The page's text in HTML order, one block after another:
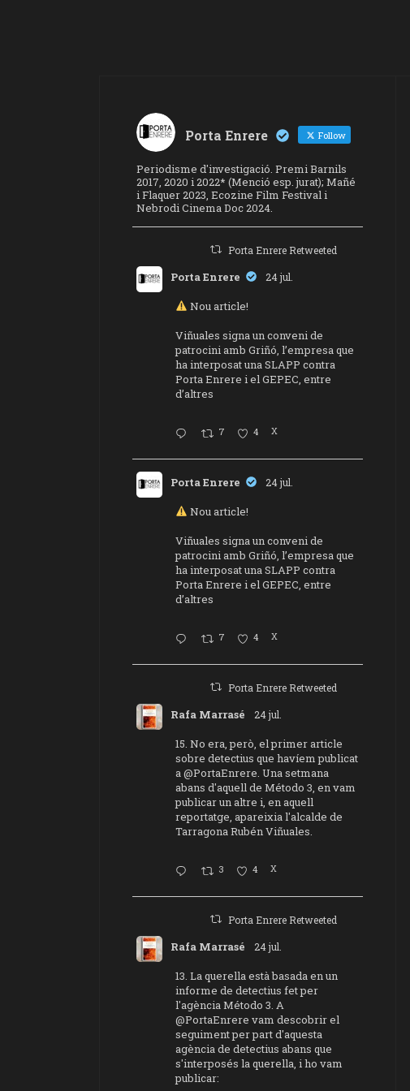
Porta Enrere Follow
Periodisme d'investigació. Premi Barnils
2017, 2020 i 2022* (Menció esp. jurat); Mañé
i Flaquer 2023, Ecozine Film Festival i
Nebrodi Cinema Doc 2024.
Porta Enrere Retweeted
Porta Enrere 24 jul.
Nou article!
Viñuales signa un conveni de
patrocini amb Griñó, l’empresa que
ha interposat una SLAPP contra
Porta Enrere i el GEPEC, entre
d’altres
7 4 X
Porta Enrere 24 jul.
Nou article!
Viñuales signa un conveni de
patrocini amb Griñó, l’empresa que
ha interposat una SLAPP contra
Porta Enrere i el GEPEC, entre
d’altres
7 4 X
Porta Enrere Retweeted
Rafa Marrasé 24 jul.
15. No era, però, el primer article
sobre detectius que havíem publicat
a@PortaEnrere. Una setmana
abans d'aquell de Método 3, en vam
publicar un altre i, en aquell
reportatge, apareixia l'alcalde de
Tarragona Rubén Viñuales.
3 4 X
Porta Enrere Retweeted
Rafa Marrasé 24 jul.
13. La querella està basada en un
informe de detectius fet per
l'agència Método 3. A
@PortaEnrere vam descobrir el
seguiment per part d'aquesta
agència de detectius abans que
s'interposés la querella, i ho vam
publicar: